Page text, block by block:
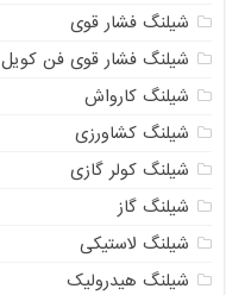
شیلنگ فشار قوی
شیلنگ فشار قوی فن کویل
شیلنگ کارواش
شیلنگ کشاورزی
شیلنگ کولر گازی
شیلنگ گاز
شیلنگ لاستیکی
شیلنگ هیدرولیک